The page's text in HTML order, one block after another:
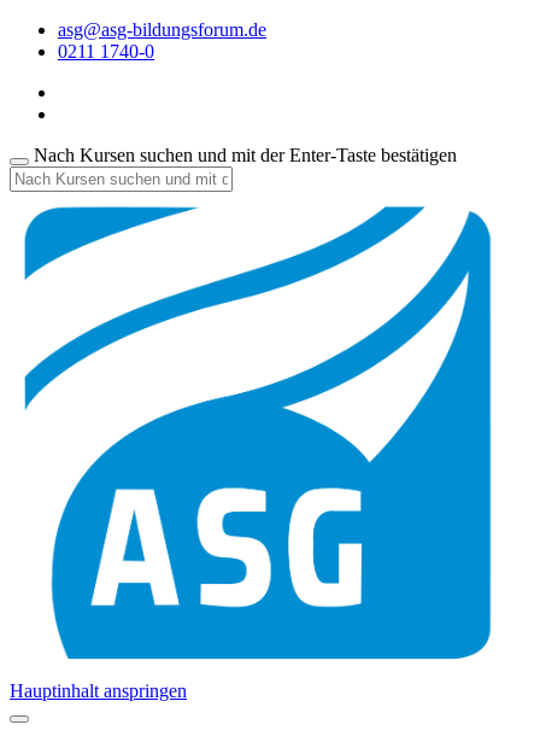
asg@asg-bildungsforum.de
0211 1740-0
Nach Kursen suchen und mit der Enter-Taste bestätigen
Hauptinhalt anspringen